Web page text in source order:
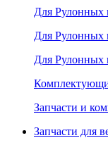
Для
Для Рулонных
Для Рулонных
Запчасти и
Запчасти для